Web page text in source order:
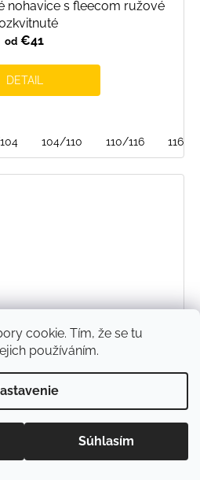
cookie. Tím, že se tu
používáním.
Súhlasím
nohavice s fleecom ružové
od €41
DETAIL
104/110 110/116 116/